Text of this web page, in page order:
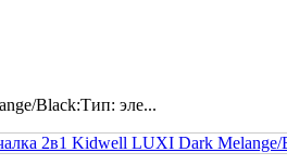
Black:Тип: эле...